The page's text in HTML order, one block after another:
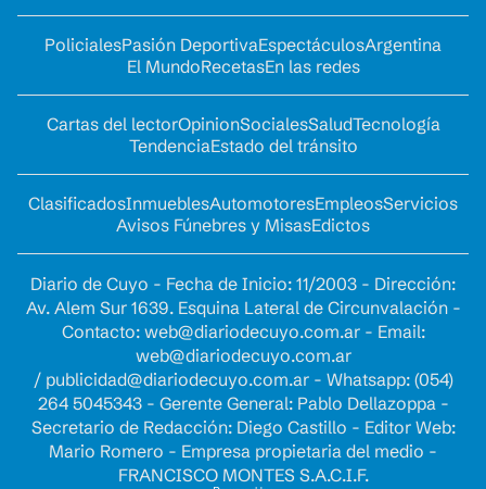
PolicialesPasión DeportivaEspectáculosArgentina
El MundoRecetasEn las redes
Cartas del lectorOpinionSocialesSaludTecnología
TendenciaEstado del tránsito
ClasificadosInmueblesAutomotoresEmpleosServicios
Avisos Fúnebres y MisasEdictos
Diario de Cuyo - Fecha de Inicio: 11/2003 - Dirección:
Av. Alem Sur 1639. Esquina Lateral de Circunvalación -
Contacto: web@diariodecuyo.com.ar- Email:
web@diariodecuyo.com.ar
/ publicidad@diariodecuyo.com.ar- Whatsapp: (054)
264 5045343 - Gerente General: Pablo Dellazoppa -
Secretario de Redacción: Diego Castillo - Editor Web:
Mario Romero - Empresa propietaria del medio -
FRANCISCO MONTES S.A.C.I.F.